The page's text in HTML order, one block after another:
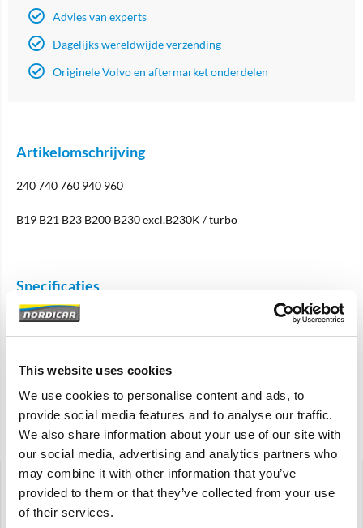
This website uses cookies
We use cookies to personalise content and ads, to
provide social media features and to analyse our traffic.
We also share information about your use of our site with
our social media, advertising and analytics partners who
may combine it with other information that you’ve
provided to them or that they’ve collected from your use
of their services.
Advies van experts
Dagelijks wereldwijde verzending
Originele Volvo en aftermarket onderdelen
Artikelomschrijving
240 740 760 940 960
B19 B21 B23 B200 B230 excl.B230K / turbo
Specificaties
Merk
Gerelateerde artikelen